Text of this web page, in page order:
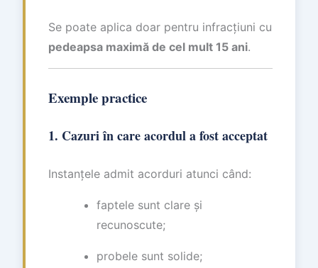
Se poate aplica doar pentru infracțiuni cu
pedeapsa maximă de cel mult 15 ani.
Exemple practice
1. Cazuri în care acordul a fost acceptat
Instanțele admit acorduri atunci când:
faptele sunt clare și
recunoscute;
probele sunt solide;